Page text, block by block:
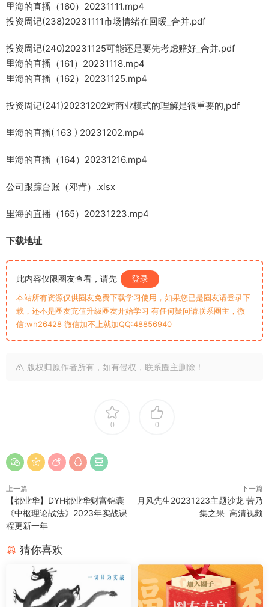
里海的直播（160）20231111.mp4
投资周记(238)20231111市场情绪在回暖_合并.pdf
投资周记(240)20231125可能还是要先考虑赔好_合并.pdf
里海的直播（161）20231118.mp4
里海的直播（162）20231125.mp4
投资周记(241)20231202对商业模式的理解是很重要的,pdf
里海的直播( 163 ) 20231202.mp4
里海的直播（164）20231216.mp4
公司跟踪台账（邓肯）.xlsx
里海的直播（165）20231223.mp4
下载地址
此内容仅限圈友查看，请先 登录
本站所有资源仅供圈友免费下载学习使用，如果您已是圈友请登录下
载，还不是圈友充值升级圈友开始学习 有任何疑问请联系圈主，微
信:wh26428 微信加不上就加QQ:48856940
版权归原作者所有，如有侵权，联系圈主删除！
0 0
上一篇
【都业华】DYH都业华财富锦囊
《中枢理论战法》2023年实战课
程更新一年
下一篇
月风先生20231223主题沙龙 苦乃
集之果 高清视频
猜你喜欢